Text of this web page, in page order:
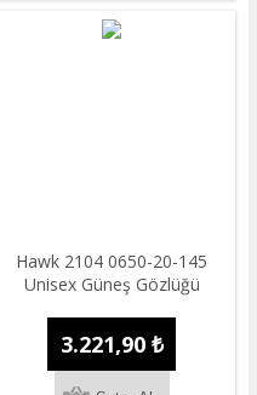
Hawk 2104 0650-20-145
Unisex Güneş Gözlüğü
3.221,90 ₺